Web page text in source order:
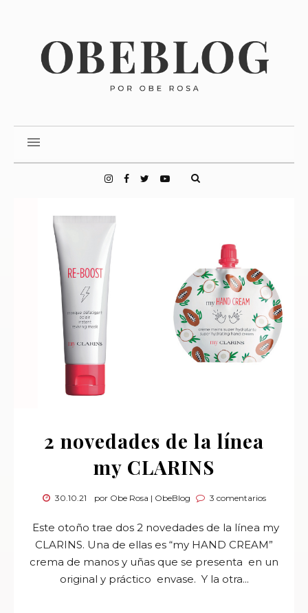
2 novedades de la línea
my CLARINS
30.10.21 por Obe Rosa | ObeBlog 3 comentarios
Este otoño trae dos 2 novedades de la línea my
CLARINS. Una de ellas es “my HAND CREAM”
crema de manos y uñas que se presenta en un
original y práctico envase. Y la otra...